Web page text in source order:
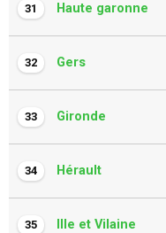
31 Haute garonne
32 Gers
33 Gironde
34 Hérault
35 Ille et Vilaine